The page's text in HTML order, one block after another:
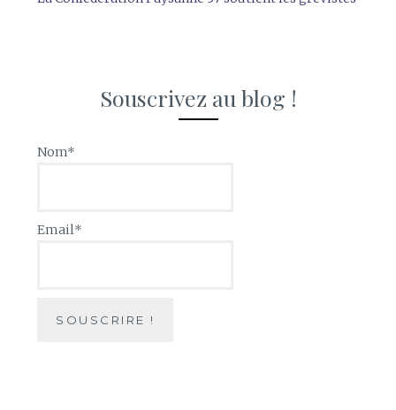
Souscrivez au blog !
Nom*
Email*